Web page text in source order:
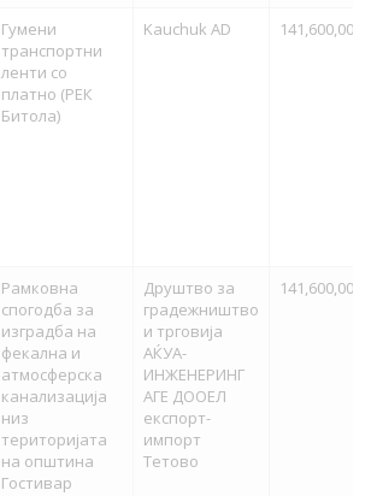
Гумени
транспортни
ленти со
платно (РЕК
Битола)
Kauchuk AD
Рамковна
спогодба за
изградба на
фекална и
атмосферска
канализација
низ
територијата
на општина
Гостивар
Друштво за
градежништво
и трговија
АЌУА-
ИНЖЕНЕРИНГ
АГЕ ДООЕЛ
експорт-
импорт
Тетово